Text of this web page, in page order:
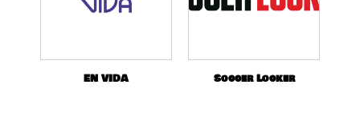
EN VIDA Soccer Locker